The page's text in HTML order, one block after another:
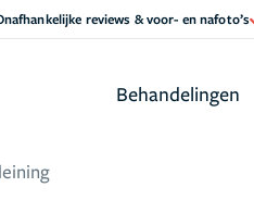
reviews & voor- en nafoto’s
Behandelingen